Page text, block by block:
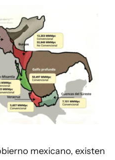
mexicano, existen